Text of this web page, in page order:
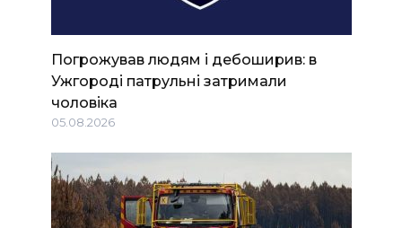
Погрожував людям і дебоширив: в
Ужгороді патрульні затримали
чоловіка
05.08.2026